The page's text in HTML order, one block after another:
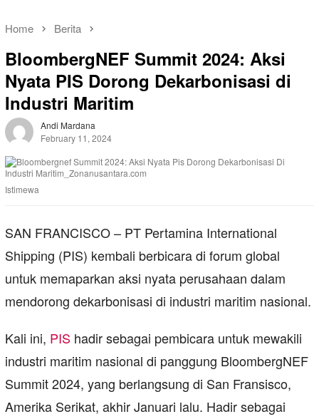
Home Berita
BloombergNEF Summit 2024: Aksi
Nyata PIS Dorong Dekarbonisasi di
Industri Maritim
Andi Mardana
February 11, 2024
Istimewa
SAN FRANCISCO – PT Pertamina International
Shipping (PIS) kembali berbicara di forum global
untuk memaparkan aksi nyata perusahaan dalam
mendorong dekarbonisasi di industri maritim nasional.
Kali ini, PIS hadir sebagai pembicara untuk mewakili
industri maritim nasional di panggung BloombergNEF
Summit 2024, yang berlangsung di San Fransisco,
Amerika Serikat, akhir Januari lalu. Hadir sebagai